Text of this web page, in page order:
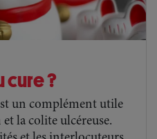
cure ?
un complément utile
la colite ulcéreuse.